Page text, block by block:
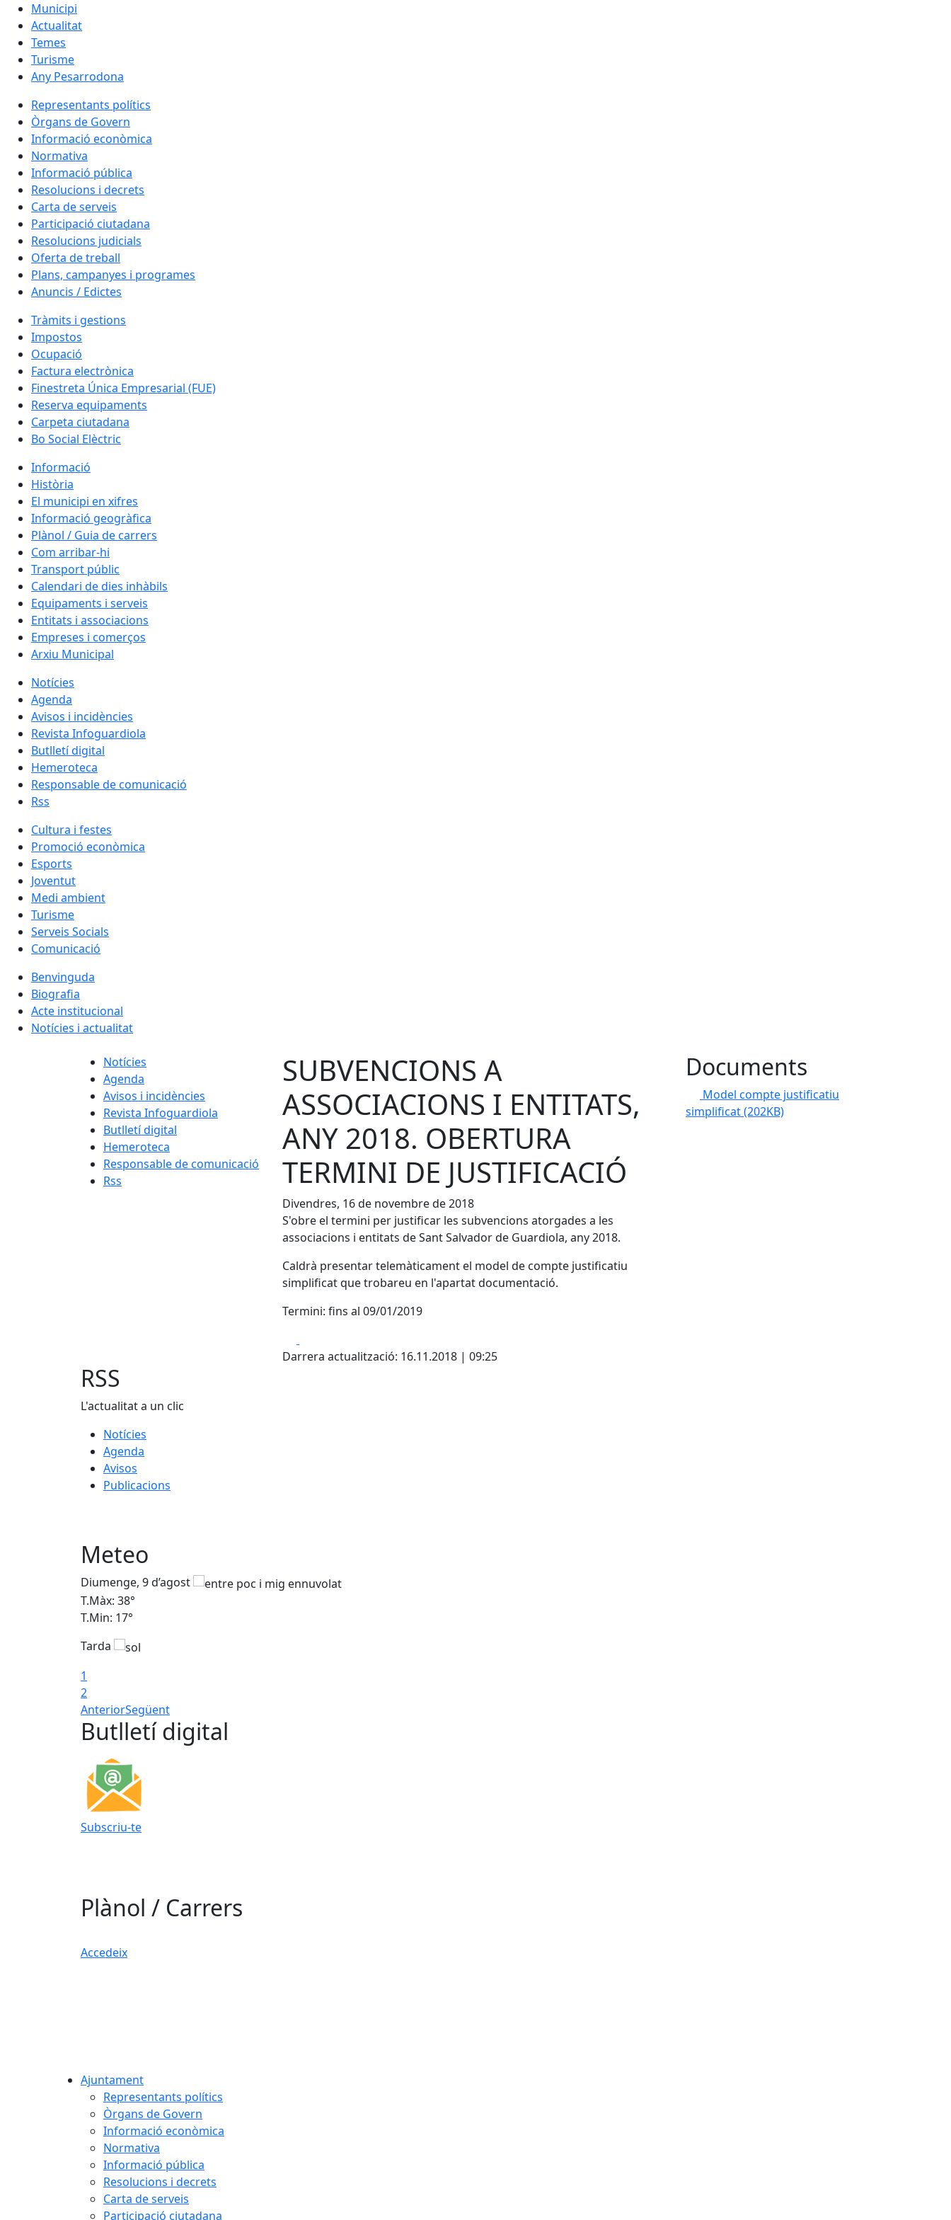
Municipi
Actualitat
Temes
Turisme
Any Pesarrodona
Representants polítics
Òrgans de Govern
Informació econòmica
Normativa
Informació pública
Resolucions i decrets
Carta de serveis
Participació ciutadana
Resolucions judicials
Oferta de treball
Plans, campanyes i programes
Anuncis / Edictes
Tràmits i gestions
Impostos
Ocupació
Factura electrònica
Finestreta Única Empresarial (FUE)
Reserva equipaments
Carpeta ciutadana
Bo Social Elèctric
Informació
Història
El municipi en xifres
Informació geogràfica
Plànol / Guia de carrers
Com arribar-hi
Transport públic
Calendari de dies inhàbils
Equipaments i serveis
Entitats i associacions
Empreses i comerços
Arxiu Municipal
Notícies
Agenda
Avisos i incidències
Revista Infoguardiola
Butlletí digital
Hemeroteca
Responsable de comunicació
Rss
Cultura i festes
Promoció econòmica
Esports
Joventut
Medi ambient
Turisme
Serveis Socials
Comunicació
Benvinguda
Biografia
Acte institucional
Notícies i actualitat
Notícies
Agenda
Avisos i incidències
Revista Infoguardiola
Butlletí digital
Hemeroteca
Responsable de comunicació
Rss
SUBVENCIONS A
ASSOCIACIONS I ENTITATS,
ANY 2018. OBERTURA
TERMINI DE JUSTIFICACIÓ
Divendres, 16 de novembre de 2018
S'obre el termini per justificar les subvencions atorgades a les
associacions i entitats de Sant Salvador de Guardiola, any 2018.
Caldrà presentar telemàticament el model de compte justificatiu
simplificat que trobareu en l'apartat documentació.
Termini: fins al 09/01/2019
Darrera actualització: 16.11.2018 | 09:25
Documents
Model compte justificatiu
simplificat(202KB)
RSS
L'actualitat a un clic
Notícies
Agenda
Avisos
Publicacions
Meteo
Diumenge, 9 d’agost
T.Màx: 38°
T.Min: 17°
Tarda
1
2
AnteriorSegüent
Butlletí digital
Subscriu-te
Plànol / Carrers
Accedeix
Ajuntament
Representants polítics
Òrgans de Govern
Informació econòmica
Normativa
Informació pública
Resolucions i decrets
Carta de serveis
Participació ciutadana